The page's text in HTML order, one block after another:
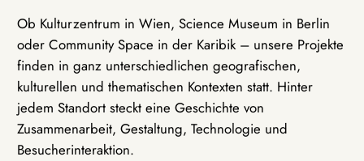
Ob Kulturzentrum in Wien, Science Museum in Berlin
oder Community Space in der Karibik – unsere Projekte
finden in ganz unterschiedlichen geografischen,
kulturellen und thematischen Kontexten statt. Hinter
jedem Standort steckt eine Geschichte von
Zusammenarbeit, Gestaltung, Technologie und
Besucherinteraktion.